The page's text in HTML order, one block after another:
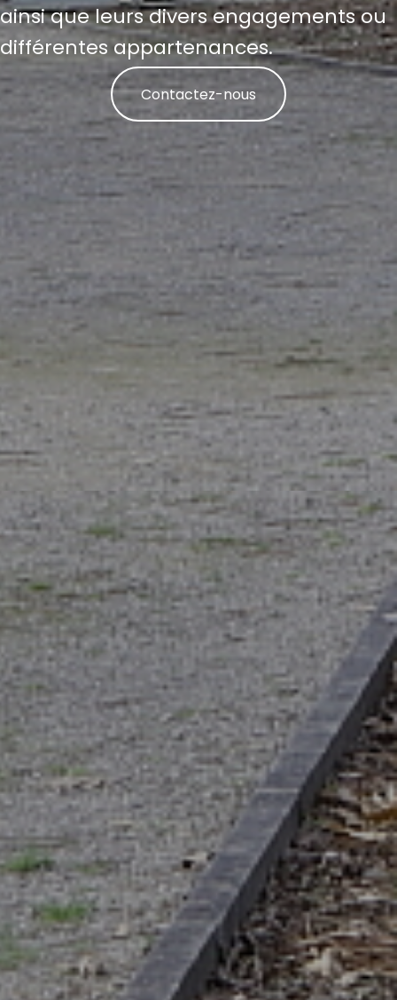
ainsi que leurs divers engagements ou
différentes appartenances.
Contactez-nous